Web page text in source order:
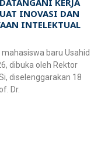
KERJA
INOVASI DAN
INTELEKTUAL
baru Usahid
dibuka oleh Rektor
diselenggarakan 18
Dr.